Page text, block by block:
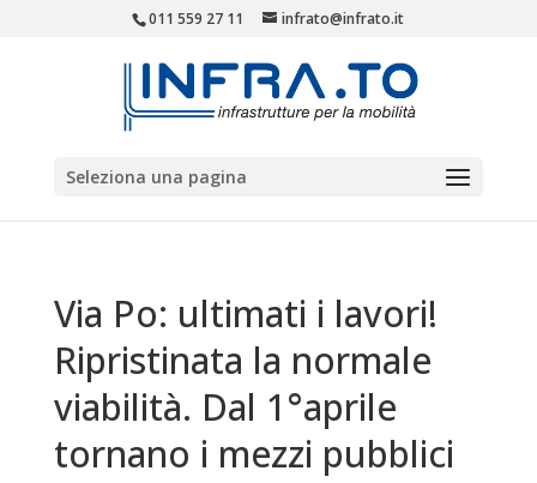
011 559 27 11 infrato@infrato.it
Seleziona una pagina
Via Po: ultimati i lavori!
Ripristinata la normale
viabilità. Dal 1°aprile
tornano i mezzi pubblici